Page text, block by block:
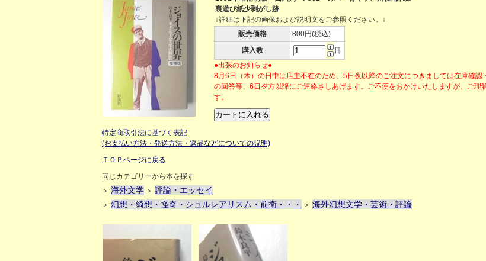
裏遊び紙少剥がし跡
↓詳細は下記の画像および説明文をご参照ください。↓
販売価格
800円(税込)
購入数
冊
●出張のお知らせ●
8月6日（木）の日中は店主不在のため、5日夜以降のご注文につきましては在庫確
の回答等、6日夕方以降にご連絡さしあげます。ご不便をおかけいたしますが、ご理
す。
特定商取引法に基づく表記
(お支払い方法・発送方法・返品などについての説明)
ＴＯＰページに戻る
同じカテゴリーから本を探す
＞ 海外文学 ＞ 評論・エッセイ
＞ 幻想・綺想・怪奇・シュルレアリスム・前衛・・・ ＞ 海外幻想文学・芸術・評論